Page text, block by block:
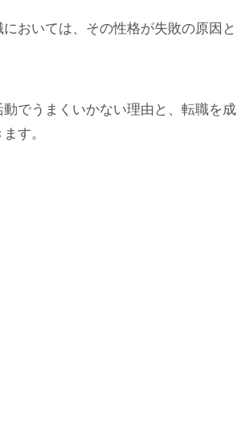
おいては、その性格が失敗の原因と
でうまくいかない理由と、転職を成
す。